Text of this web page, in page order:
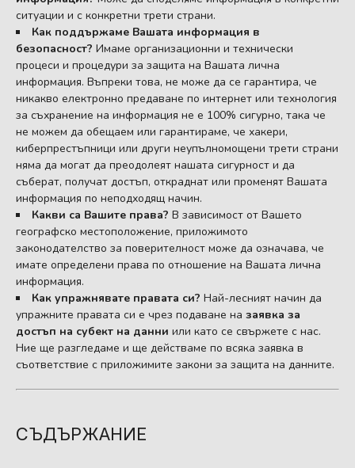
ситуации и с конкретни трети страни.
Как поддържаме Вашата информация в
безопасност? Имаме организационни и технически
процеси и процедури за защита на Вашата лична
информация. Въпреки това, не може да се гарантира, че
никакво електронно предаване по интернет или технология
за съхранение на информация не е 100% сигурно, така че
не можем да обещаем или гарантираме, че хакери,
киберпрестъпници или други неупълномощени трети страни
няма да могат да преодолеят нашата сигурност и да
съберат, получат достъп, откраднат или променят Вашата
информация по неподходящ начин.
Какви са Вашите права? В зависимост от Вашето
географско местоположение, приложимото
законодателство за поверителност може да означава, че
имате определени права по отношение на Вашата лична
информация.
Как упражнявате правата си? Най-лесният начин да
упражните правата си е чрез подаване на заявка за
достъп на субект на данни или като се свържете с нас.
Ние ще разгледаме и ще действаме по всяка заявка в
съответствие с приложимите закони за защита на данните.
СЪДЪРЖАНИЕ